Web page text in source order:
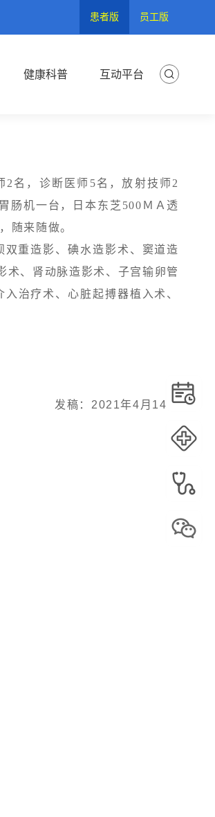
员工版
患者版
健康科普 互动平台
名，诊断医师5名，放射技师2
肠机一台，日本东芝500ＭＡ透
随来随做。
重造影、碘水造影术、窦道造
术、肾动脉造影术、子宫输卵管
治疗术、心脏起搏器植入术、
发稿：2021年4月14日